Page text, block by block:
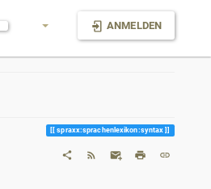
ANMELDEN
spraxx:sprachenlexikon:syntax